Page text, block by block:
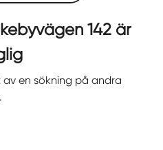
142 är
en sökning på andra